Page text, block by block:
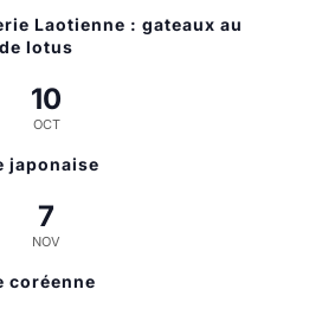
Laotienne : gateaux au
lotus
10
OCT
japonaise
7
NOV
coréenne